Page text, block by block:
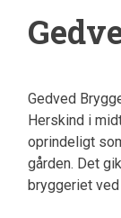
Gedved
Herskind i
oprindeligt
gården. Det
bryggeriet